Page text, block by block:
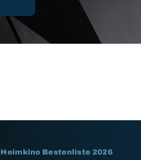
Heimkino Bestenliste 2026